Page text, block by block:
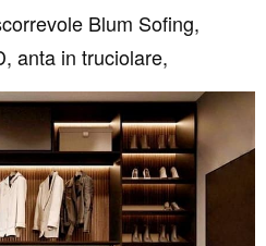
Blum Sofing,
anta in truciolare,